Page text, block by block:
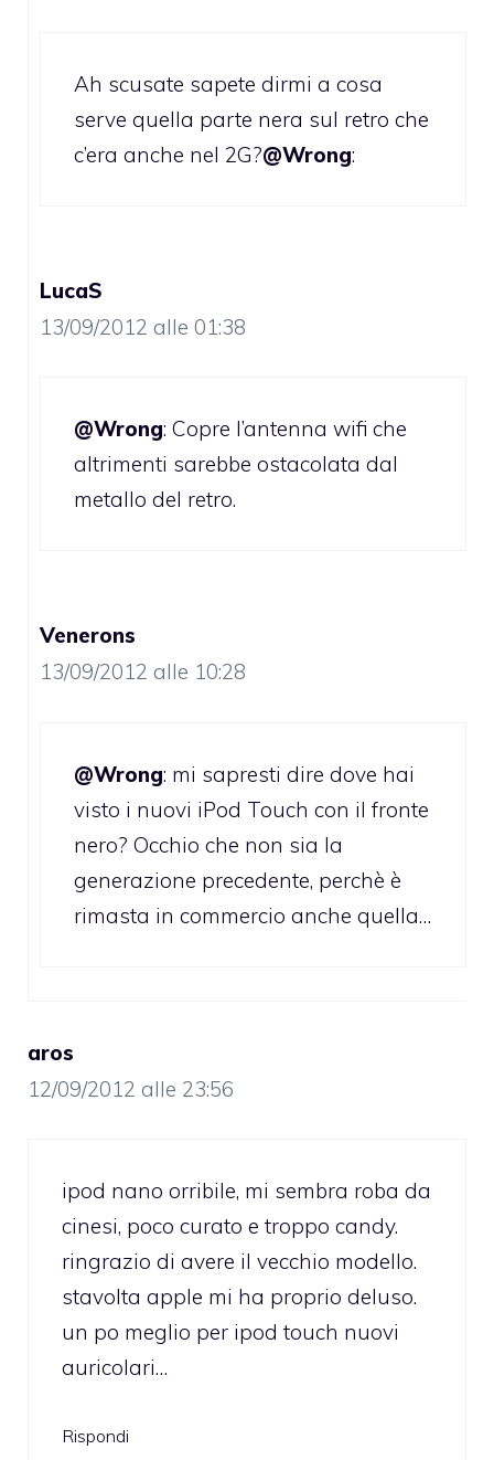
Ah scusate sapete dirmi a cosa
serve quella parte nera sul retro che
c’era anche nel 2G?@Wrong:
LucaS
13/09/2012 alle 01:38
@Wrong: Copre l’antenna wifi che
altrimenti sarebbe ostacolata dal
metallo del retro.
Venerons
13/09/2012 alle 10:28
@Wrong: mi sapresti dire dove hai
visto i nuovi iPod Touch con il fronte
nero? Occhio che non sia la
generazione precedente, perchè è
rimasta in commercio anche quella…
aros
12/09/2012 alle 23:56
ipod nano orribile, mi sembra roba da
cinesi, poco curato e troppo candy.
ringrazio di avere il vecchio modello.
stavolta apple mi ha proprio deluso.
un po meglio per ipod touch nuovi
auricolari…
Rispondi